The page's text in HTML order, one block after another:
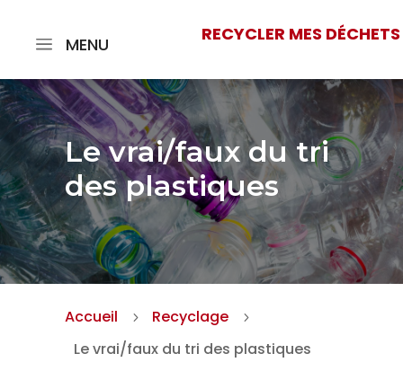
MENU RECYCLER MES DÉCHETS
Le vrai/faux du tri
des plastiques
Accueil 5 Recyclage 5
Le vrai/faux du tri des plastiques